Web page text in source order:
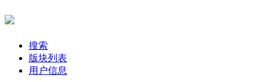
搜索
版块列表
用户信息